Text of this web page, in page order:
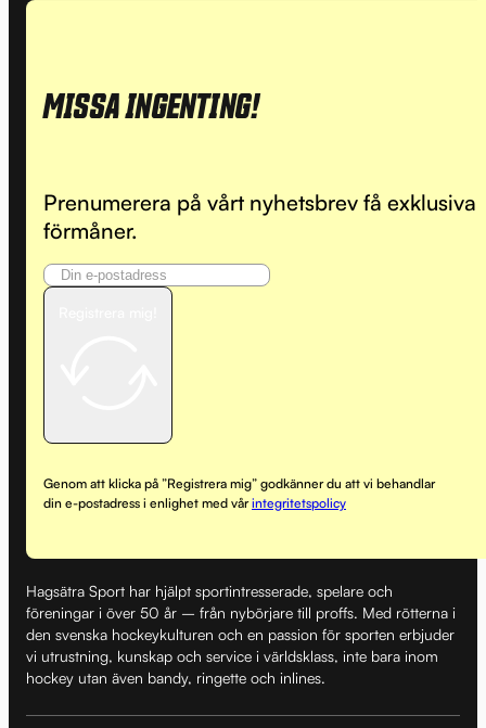
MISSA INGENTING!
Prenumerera på vårt nyhetsbrev få exklusiva
förmåner.
Genom att klicka på ”Registrera mig” godkänner du att vi behandlar
din e-postadress i enlighet med vårintegritetspolicy
Hagsätra Sport har hjälpt sportintresserade, spelare och
föreningar i över 50 år – från nybörjare till proffs. Med rötterna i
den svenska hockeykulturen och en passion för sporten erbjuder
vi utrustning, kunskap och service i världsklass, inte bara inom
hockey utan även bandy, ringette och inlines.